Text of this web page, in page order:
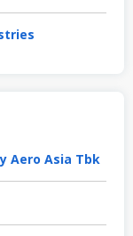
Aero Asia Tbk